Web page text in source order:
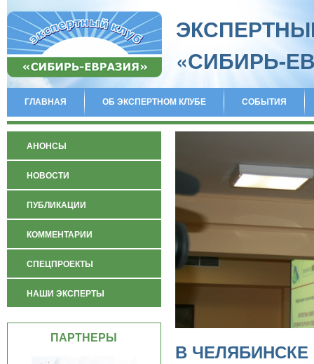
«СИБИРЬ-
ГЛАВНАЯ ОБ ЭКСПЕРТНОМ КЛУБЕ СОБЫТИЯ
АНОНСЫ
НОВОСТИ
ПУБЛИКАЦИИ
КОММЕНТАРИИ
СПЕЦПРОЕКТЫ
НАШИ ЭКСПЕРТЫ
ПАРТНЕРЫ
В